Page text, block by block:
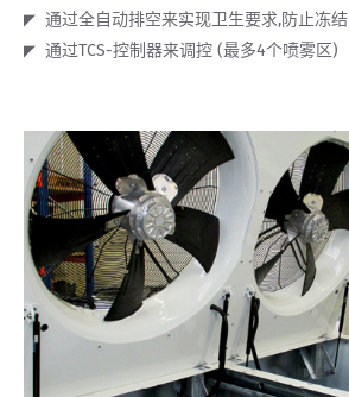
通过全自动排空来实现卫生要求,防止冻结
通过TCS-控制器来调控 (最多4个喷雾区)